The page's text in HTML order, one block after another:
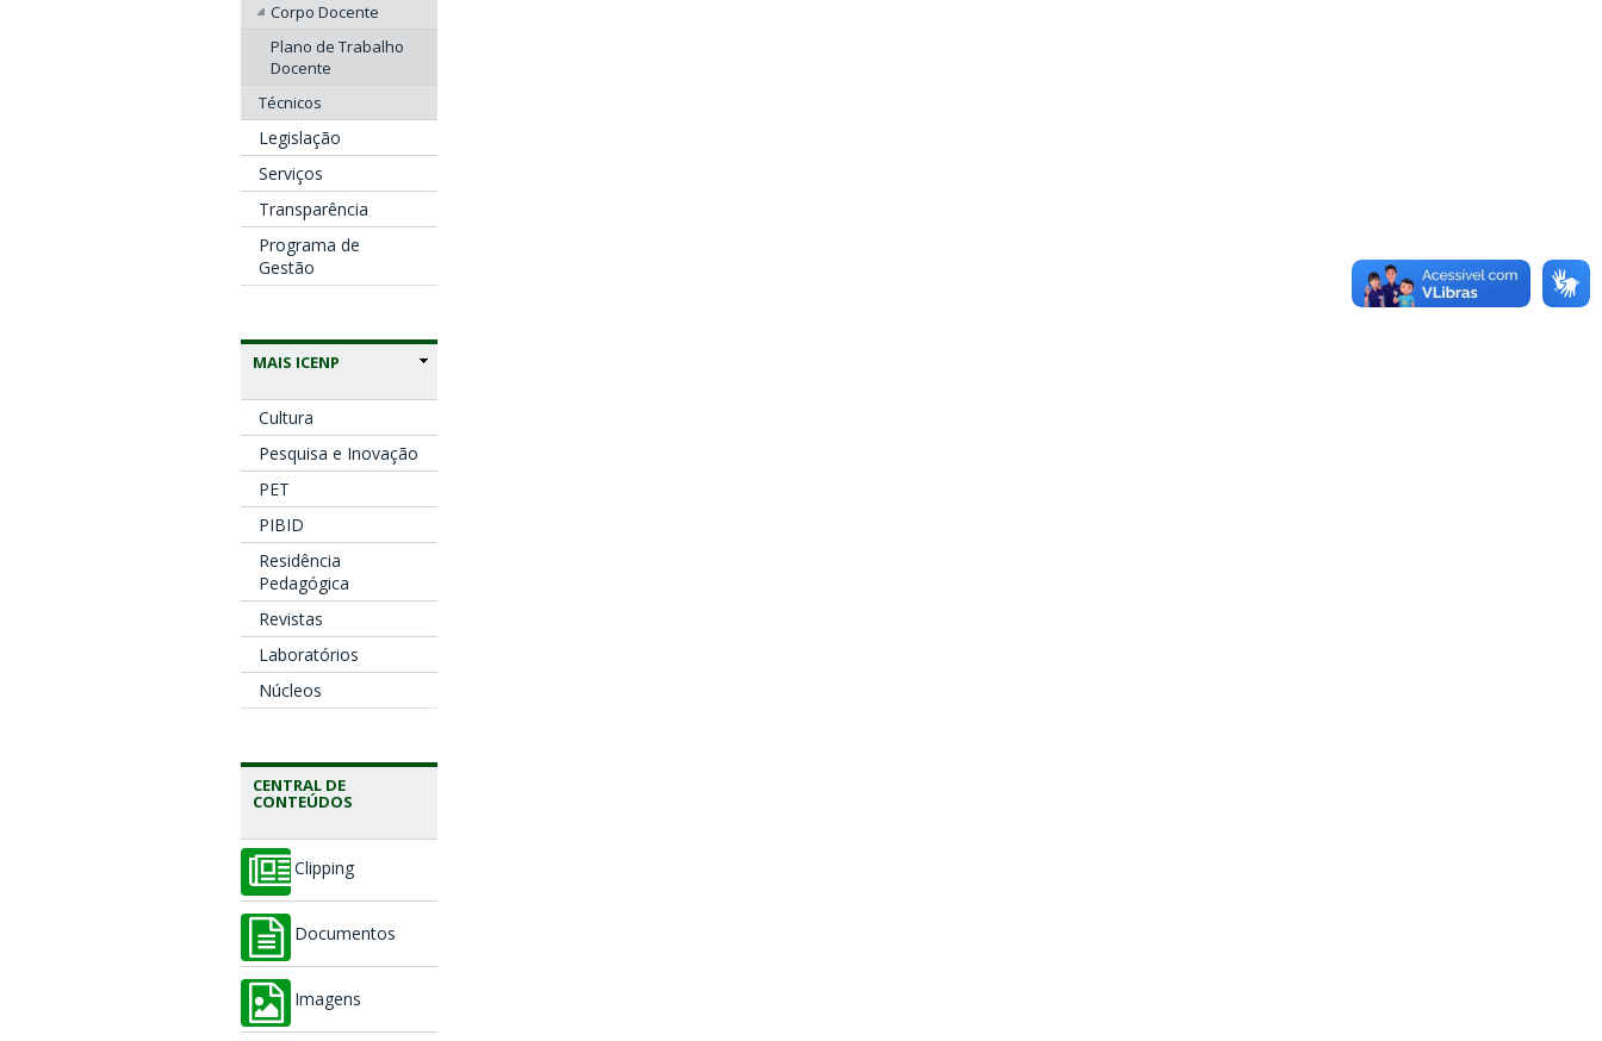
Corpo Docente
Plano de Trabalho
Docente
Técnicos
Legislação
Serviços
Transparência
Programa de
Gestão
MAIS ICENP
Cultura
Pesquisa e Inovação
PET
PIBID
Residência
Pedagógica
Revistas
Laboratórios
Núcleos
CENTRAL DE
CONTEÚDOS
Clipping
Documentos
Imagens